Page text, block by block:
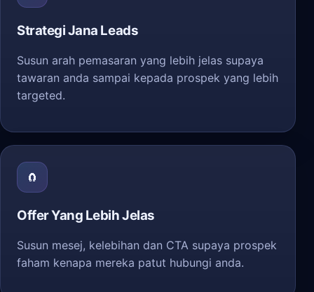
Strategi Jana Leads
Susun arah pemasaran yang lebih jelas supaya
tawaran anda sampai kepada prospek yang lebih
targeted.
🧲
Offer Yang Lebih Jelas
Susun mesej, kelebihan dan CTA supaya prospek
faham kenapa mereka patut hubungi anda.